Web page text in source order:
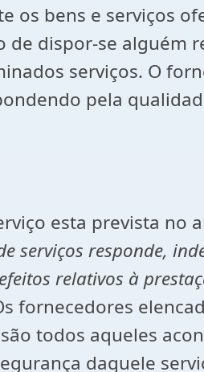
os bens e serviços
dispor-se alguém
serviços. O
pela
esta prevista no
serviços responde,
relativos à
fornecedores
todos aqueles
daquele